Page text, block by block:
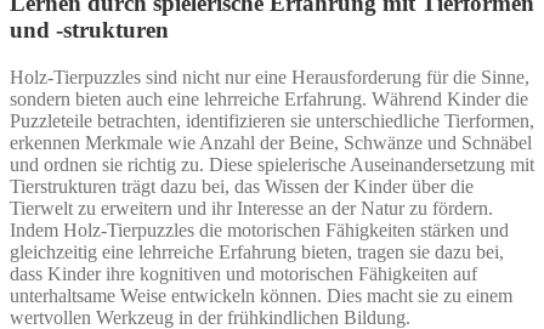
und -strukturen
Holz-Tierpuzzles sind nicht nur eine Herausforderung für die Sinne,
sondern bieten auch eine lehrreiche Erfahrung. Während Kinder die
Puzzleteile betrachten, identifizieren sie unterschiedliche Tierformen,
erkennen Merkmale wie Anzahl der Beine, Schwänze und Schnäbel
und ordnen sie richtig zu. Diese spielerische Auseinandersetzung mit
Tierstrukturen trägt dazu bei, das Wissen der Kinder über die
Tierwelt zu erweitern und ihr Interesse an der Natur zu fördern.
Indem Holz-Tierpuzzles die motorischen Fähigkeiten stärken und
gleichzeitig eine lehrreiche Erfahrung bieten, tragen sie dazu bei,
dass Kinder ihre kognitiven und motorischen Fähigkeiten auf
unterhaltsame Weise entwickeln können. Dies macht sie zu einem
wertvollen Werkzeug in der frühkindlichen Bildung.